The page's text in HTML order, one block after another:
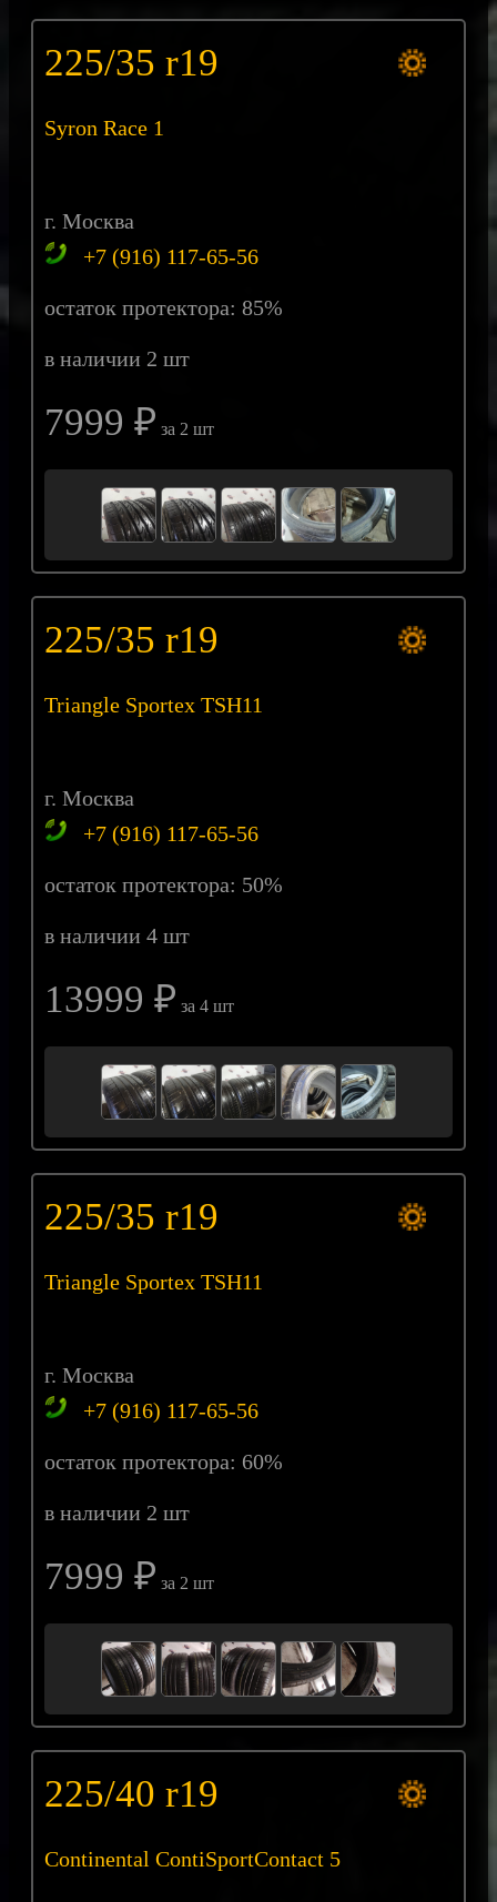
225/35 r19
Syron Race 1
г. Москва
+7 (916) 117-65-56
остаток протектора: 85%
в наличии 2 шт
7999 ₽ за 2 шт
225/35 r19
Triangle Sportex TSH11
г. Москва
+7 (916) 117-65-56
остаток протектора: 50%
в наличии 4 шт
13999 ₽ за 4 шт
225/35 r19
Triangle Sportex TSH11
г. Москва
+7 (916) 117-65-56
остаток протектора: 60%
в наличии 2 шт
7999 ₽ за 2 шт
225/40 r19
Continental ContiSportContact 5